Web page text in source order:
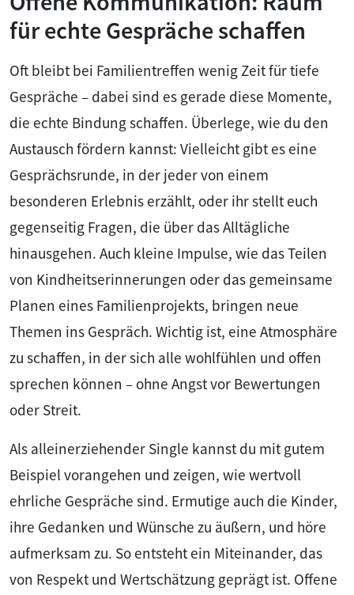
für echte Gespräche schaffen
Oft bleibt bei Familientreffen wenig Zeit für tiefe
Gespräche – dabei sind es gerade diese Momente,
die echte Bindung schaffen. Überlege, wie du den
Austausch fördern kannst: Vielleicht gibt es eine
Gesprächsrunde, in der jeder von einem
besonderen Erlebnis erzählt, oder ihr stellt euch
gegenseitig Fragen, die über das Alltägliche
hinausgehen. Auch kleine Impulse, wie das Teilen
von Kindheitserinnerungen oder das gemeinsame
Planen eines Familienprojekts, bringen neue
Themen ins Gespräch. Wichtig ist, eine Atmosphäre
zu schaffen, in der sich alle wohlfühlen und offen
sprechen können – ohne Angst vor Bewertungen
oder Streit.
Als alleinerziehender Single kannst du mit gutem
Beispiel vorangehen und zeigen, wie wertvoll
ehrliche Gespräche sind. Ermutige auch die Kinder,
ihre Gedanken und Wünsche zu äußern, und höre
aufmerksam zu. So entsteht ein Miteinander, das
von Respekt und Wertschätzung geprägt ist. Offene